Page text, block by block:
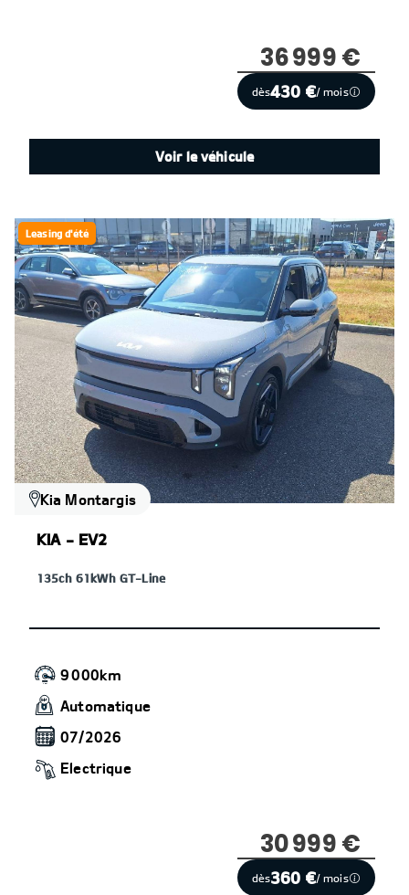
36 999 €
dès430 €/ mois
Voir le véhicule
Leasing d'été
Kia Montargis
KIA - EV2
135ch 61kWh GT-Line
9 000km
Automatique
07/2026
Electrique
30 999 €
dès360 €/ mois